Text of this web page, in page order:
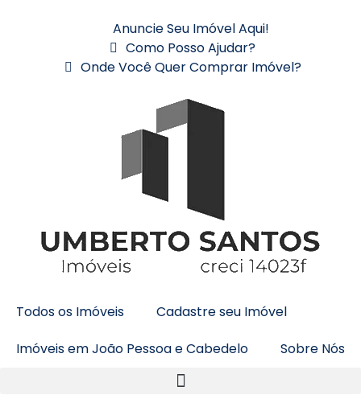
Anuncie Seu Imóvel Aqui!
Como Posso Ajudar?
Onde Você Quer Comprar Imóvel?
Todos os Imóveis
Cadastre seu Imóvel
Imóveis em João Pessoa e Cabedelo
Sobre Nós